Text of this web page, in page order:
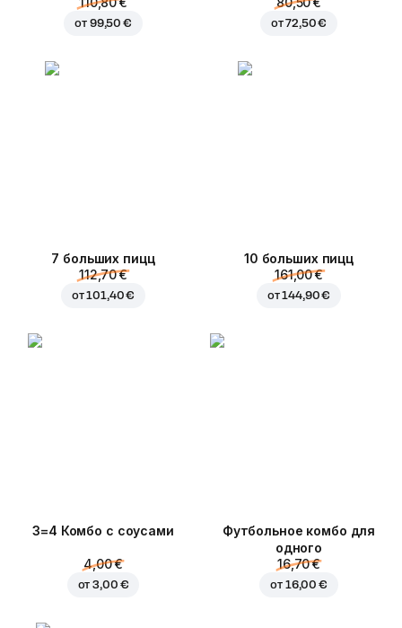
от 99,50 € от72,50 €
7 больших пицц
112,70 €
от101,40 €
10 больших пицц
161,00 €
от144,90 €
3=4 Комбо с соусами
4,00 €
от3,00 €
Футбольное комбо для
одного
16,70 €
от 16,00 €